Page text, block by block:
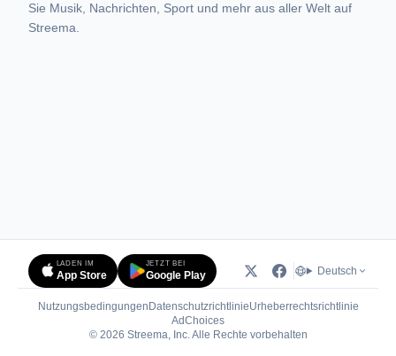
Sie Musik, Nachrichten, Sport und mehr aus aller Welt auf
Streema.
LADEN IM
App Store
JETZT BEI
Google Play Deutsch
Nutzungsbedingungen DatenschutzrichtlinieUrheberrechtsrichtlinie
AdChoices(öffnet in neuem Tab)
© 2026 Streema, Inc. Alle Rechte vorbehalten